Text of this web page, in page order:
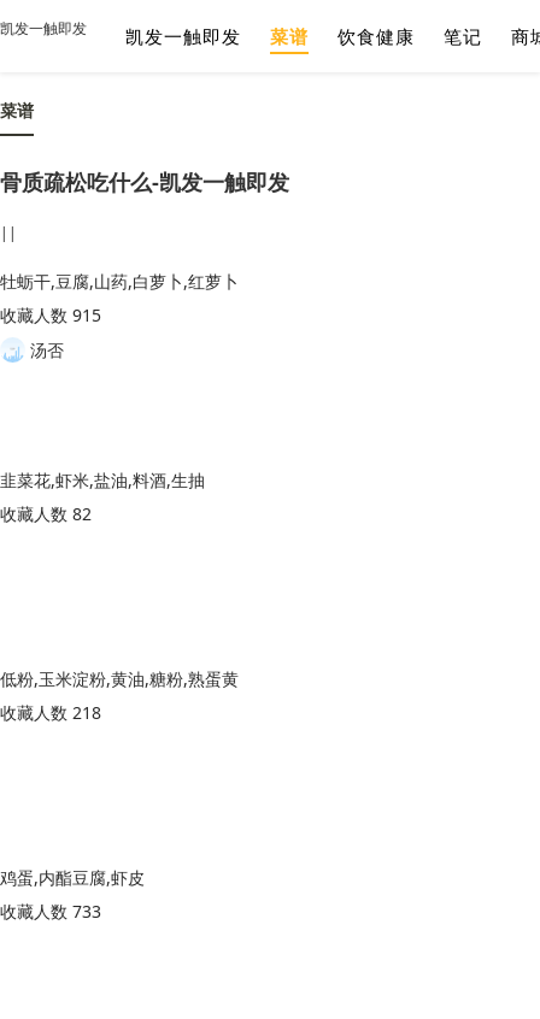
凯发一触即发 凯发一触即发 菜谱 饮食健康 笔记 商
菜谱
骨质疏松吃什么-凯发一触即发
||
牡蛎干,豆腐,山药,白萝卜,红萝卜
收藏人数 915
汤否
韭菜花,虾米,盐油,料酒,生抽
收藏人数 82
低粉,玉米淀粉,黄油,糖粉,熟蛋黄
收藏人数 218
鸡蛋,内酯豆腐,虾皮
收藏人数 733